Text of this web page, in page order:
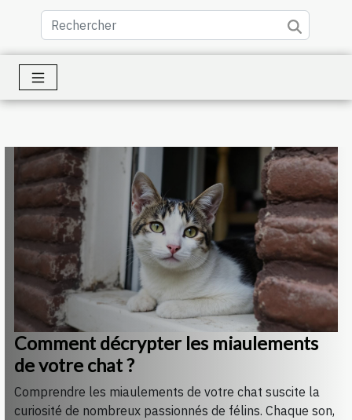
Comment décrypter les miaulements
de votre chat ?
Comprendre les miaulements de votre chat suscite la
curiosité de nombreux passionnés de félins. Chaque son,